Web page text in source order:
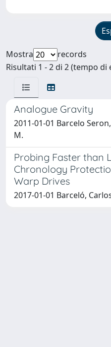
Mostra
records
Risultati 1 - 2 di 2 (tempo di
Analogue Gravity
2011-01-01 Barcelo
M.
Probing Faster than
Chronology
Warp Drives
2017-01-01 Barceló,